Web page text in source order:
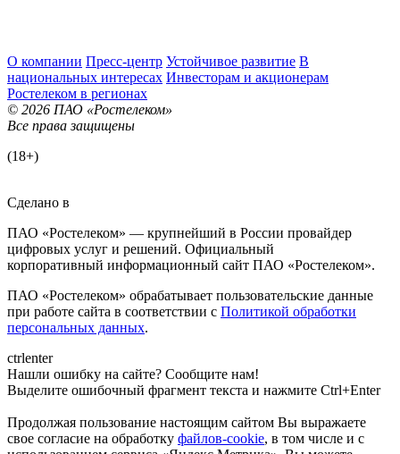
О компании Пресс-центр Устойчивое развитие В
национальных интересах Инвесторам и акционерам
Ростелеком в регионах
© 2026 ПАО «Ростелеком»
Все права защищены
(18+)
Сделано в
ПАО «Ростелеком» — крупнейший в России провайдер
цифровых услуг и решений. Официальный
корпоративный информационный сайт ПАО «Ростелеком».
ПАО «Ростелеком» обрабатывает пользовательские данные
при работе сайта в соответствии с Политикой обработки
персональных данных.
ctrlenter
Нашли ошибку на сайте? Сообщите нам!
Выделите ошибочный фрагмент текста и нажмите Ctrl+Enter
Продолжая пользование настоящим сайтом Вы выражаете
свое согласие на обработку файлов-cookie, в том числе и с